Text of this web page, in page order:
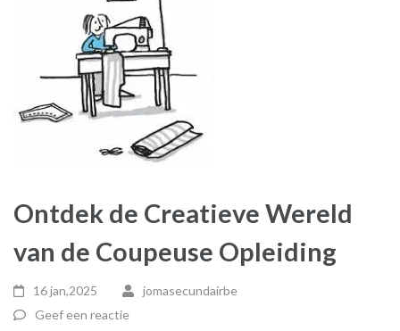
Ontdek de Creatieve Wereld
van de Coupeuse Opleiding
16 jan,2025
jomasecundairbe
Geef een reactie